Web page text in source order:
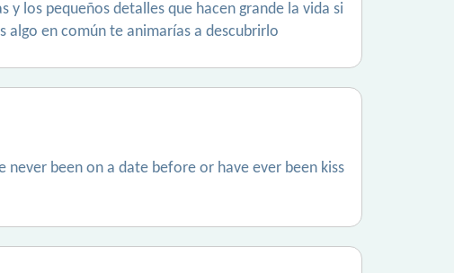
los pequeños detalles que hacen grande la vida si
algo en común te animarías a descubrirlo
been on a date before or have ever been kiss